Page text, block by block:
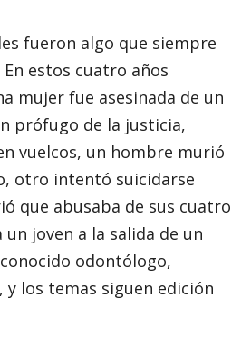
fueron algo que siempre
estos cuatro años
mujer fue asesinada de un
prófugo de la justicia,
vuelcos, un hombre murió
otro intentó suicidarse
que abusaba de sus cuatro
joven a la salida de un
odontólogo,
y los temas siguen edición